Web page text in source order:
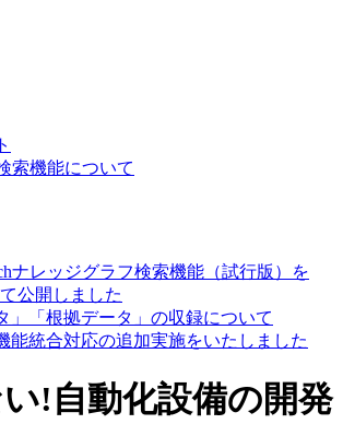
索機能について
ナレッジグラフ検索機能（試行版）を
公開しました
」「根拠データ」の収録について
能統合対応の追加実施をいたしました
!自動化設備の開発